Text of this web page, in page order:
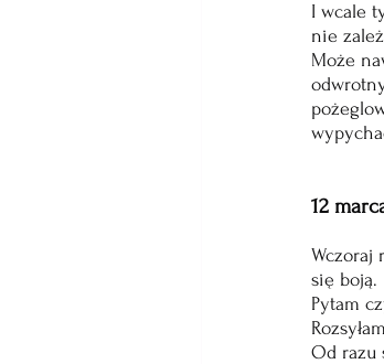
I wcale
nie
Może
12
Wczoraj
się boją.
Pytam
Od razu